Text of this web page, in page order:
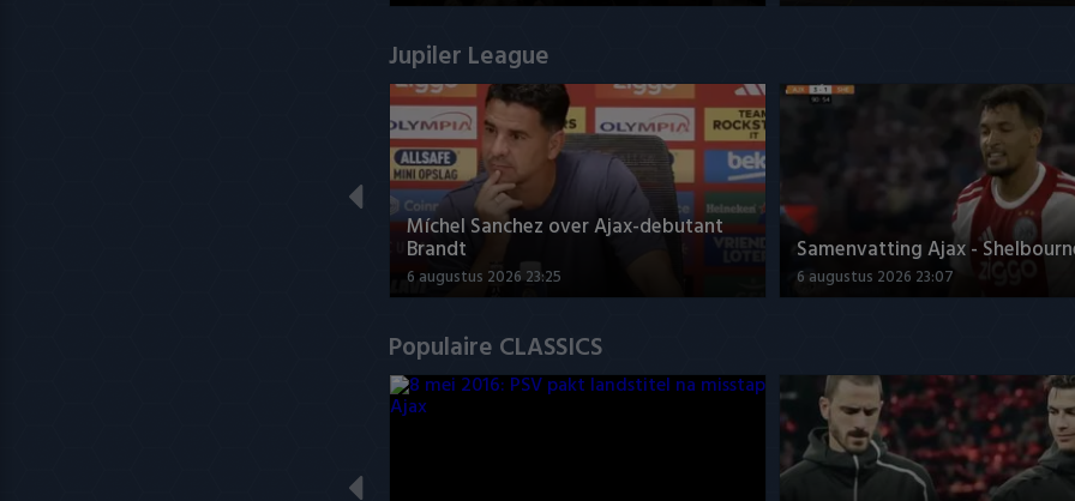
Jupiler League
Míchel Sanchez over Ajax-debutant
Brandt
6 augustus 2026 23:25
Samenvatting Ajax -
6 augustus 2026 23:07
Populaire CLASSICS